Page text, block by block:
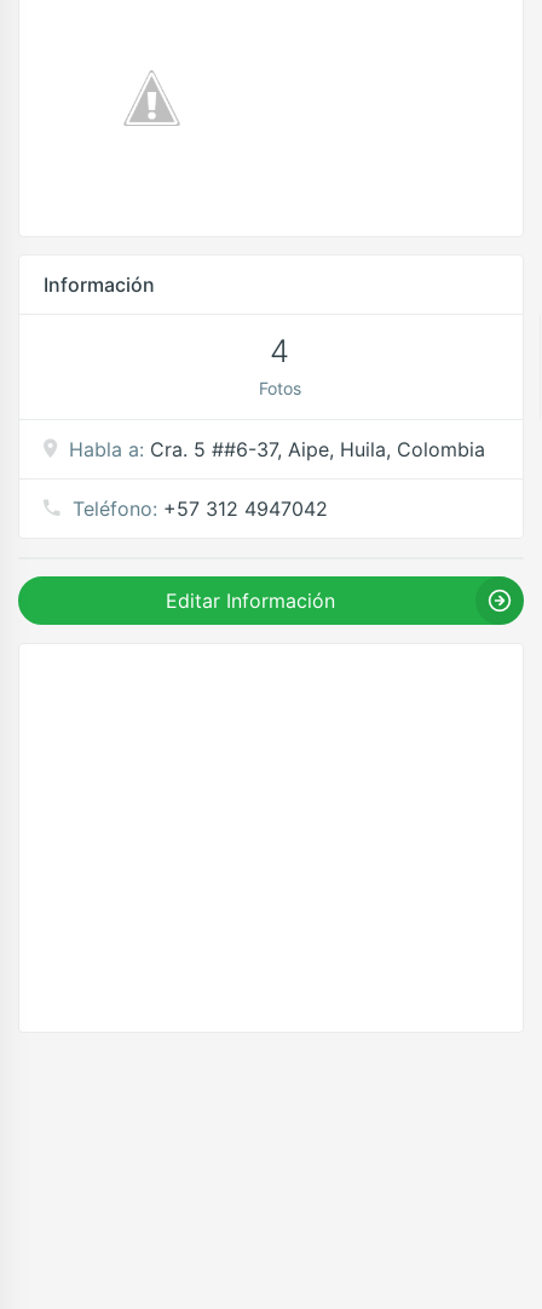
Información
4
Fotos
Habla a: Cra. 5 ##6-37, Aipe, Huila, Colombia
Teléfono: +57 312 4947042
Editar Información